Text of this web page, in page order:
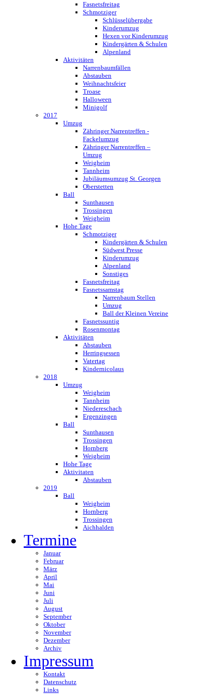
Fasnetsfreitag
Schmotziger
Schlüsselübergabe
Kinderumzug
Hexen vor Kinderumzug
Kindergärten & Schulen
Alpenland
Aktivitäten
Narrenbaumfällen
Abstauben
Weihnachtsfeier
Troase
Halloween
Minigolf
2017
Umzug
Zähringer Narrentreffen -
Fackelumzug
Zähringer Narrentreffen –
Umzug
Weigheim
Tannheim
Jubiläumsumzug St. Georgen
Oberstetten
Ball
Sunthausen
Trossingen
Weigheim
Hohe Tage
Schmotziger
Kindergärten & Schulen
Südwest Presse
Kinderumzug
Alpenland
Sonstiges
Fasnetsfreitag
Fasnetssamstag
Narrenbaum Stellen
Umzug
Ball der Kleinen Vereine
Fasnetssuntig
Rosenmontag
Aktivitäten
Abstauben
Herringsessen
Vatertag
Kindernicolaus
2018
Umzug
Weigheim
Tannheim
Niedereschach
Ergenzingen
Ball
Sunthausen
Trossingen
Hornberg
Weigheim
Hohe Tage
Aktivitaten
Abstauben
2019
Ball
Weigheim
Hornberg
Trossingen
Aichhalden
Termine
Januar
Februar
März
April
Mai
Juni
Juli
August
September
Oktober
November
Dezember
Archiv
Impressum
Kontakt
Datenschutz
Links